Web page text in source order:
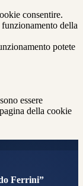
consentire.
della
potete
essere
della cookie
Ferrini”